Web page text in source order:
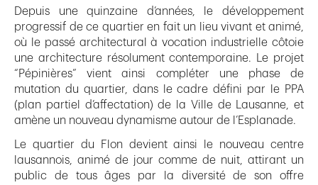
Depuis une quinzaine d’années, le développement
progressif de ce quartier en fait un lieu vivant et animé,
où le passé architectural à vocation industrielle côtoie
une architecture résolument contemporaine. Le projet
“Pépinières” vient ainsi compléter une phase de
mutation du quartier, dans le cadre défini par le PPA
(plan partiel d’affectation) de la Ville de Lausanne, et
amène un nouveau dynamisme autour de l’Esplanade.
Le quartier du Flon devient ainsi le nouveau centre
lausannois, animé de jour comme de nuit, attirant un
public de tous âges par la diversité de son offre